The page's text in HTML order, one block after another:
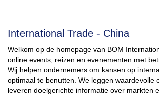
International Trade - China
Welkom op de homepage van BOM
online events, reizen en evenementen met
Wij helpen ondernemers om kansen op
optimaal te benutten. We leggen waardevolle
leveren doelgerichte informatie over markten